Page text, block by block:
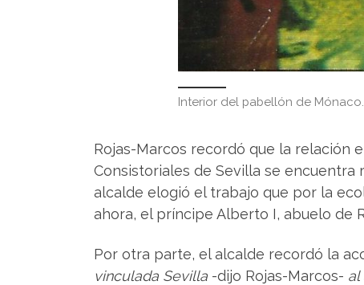
Interior del pabellón de Mónaco.
Rojas-Marcos recordó que la relación
Consistoriales de Sevilla se encuentra
alcalde elogió el trabajo que por la
ahora, el príncipe Alberto I, abuelo de
Por otra parte, el alcalde recordó la
vinculada Sevilla -dijo Rojas-Marcos- al